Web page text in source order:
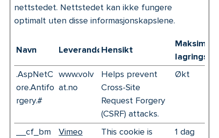
nettstedet. Nettstedet kan ikke fungere
optimalt uten disse informasjonskapslene.
Navn LeverandørHensikt
Maksimal
.AspNetC
ore.Antifo
rgery.#
www.volv
at.no
Helps prevent
Cross-Site
Request Forgery
(CSRF) attacks.
Økt
__cf_bm Vimeo
This cookie is
1 dag